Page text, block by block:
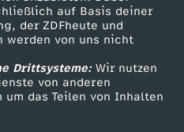
auf Basis deiner
der ZDFheute und
werden von uns nicht
Drittsysteme:Wir nutzen
von anderen
das Teilen von Inhalten